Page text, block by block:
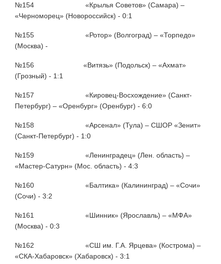
№154 «Крылья Советов» (Самара) –
«Черноморец» (Новороссийск) - 0:1
№155 «Ротор» (Волгоград) – «Торпедо»
(Москва) -
№156 «Витязь» (Подольск) – «Ахмат»
(Грозный) - 1:1
№157 «Кировец-Восхождение» (Санкт-
Петербург) – «Оренбург» (Оренбург) - 6:0
№158 «Арсенал» (Тула) – СШОР «Зенит»
(Санкт-Петербург) - 1:0
№159 «Ленинградец» (Лен. область) –
«Мастер-Сатурн» (Мос. область) - 4:3
№160 «Балтика» (Калининград) – «Сочи»
(Сочи) - 3:2
№161 «Шинник» (Ярославль) – «МФА»
(Москва) - 0:3
№162 «СШ им. Г.А. Ярцева» (Кострома) –
«СКА-Хабаровск» (Хабаровск) - 3:1